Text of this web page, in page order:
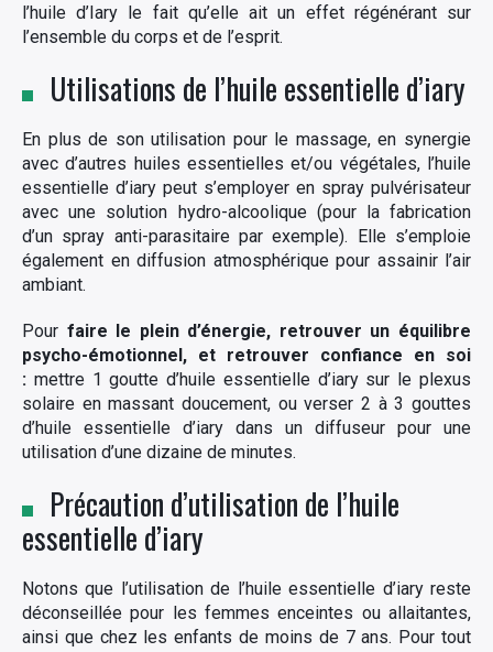
l’huile d’Iary le fait qu’elle ait un effet régénérant sur
l’ensemble du corps et de l’esprit.
Utilisations de l’huile essentielle d’iary
En plus de son utilisation pour le massage, en synergie
avec d’autres huiles essentielles et/ou végétales, l’huile
essentielle d’iary peut s’employer en spray pulvérisateur
avec une solution hydro-alcoolique (pour la fabrication
d’un spray anti-parasitaire par exemple). Elle s’emploie
également en diffusion atmosphérique pour assainir l’air
ambiant.
Pour faire le plein d’énergie, retrouver un équilibre
psycho-émotionnel, et retrouver confiance en soi
: mettre 1 goutte d’huile essentielle d’iary sur le plexus
solaire en massant doucement, ou verser 2 à 3 gouttes
d’huile essentielle d’iary dans un diffuseur pour une
utilisation d’une dizaine de minutes.
Précaution d’utilisation de l’huile
essentielle d’iary
Notons que l’utilisation de l’huile essentielle d’iary reste
déconseillée pour les femmes enceintes ou allaitantes,
ainsi que chez les enfants de moins de 7 ans. Pour tout